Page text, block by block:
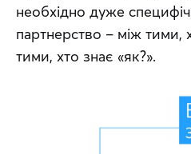
необхідно дуже
партнерство – між тими,
тими, хто знає «як?».